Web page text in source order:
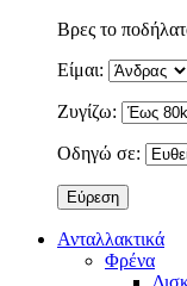
Βρες το
Είμαι:
Ζυγίζω:
Οδηγώ σε:
Ανταλλακτικά
Φρένα